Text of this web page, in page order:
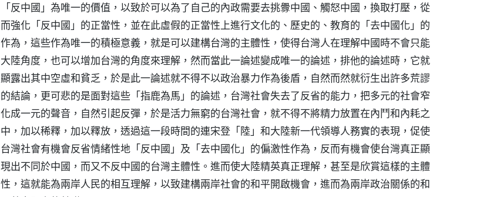
「反中國」為唯一的價值，以致於可以為了自己的內政需要去挑釁中國、觸怒中國，換取打壓，從
而強化「反中國」的正當性，並在此虛假的正當性上進行文化的、歷史的、教育的「去中國化」的
作為，這些作為唯一的積極意義，就是可以建構台灣的主體性，使得台灣人在理解中國時不會只能
大陸角度，也可以增加台灣的角度來理解，然而當此一論述變成唯一的論述，排他的論述時，它就
顯露出其中空虛和貧乏，於是此一論述就不得不以政治暴力作為後盾，自然而然就衍生出許多荒謬
的結論，更可悲的是面對這些「指鹿為馬」的論述，台灣社會失去了反省的能力，把多元的社會窄
化成一元的聲音，自然引起反彈，於是活力無窮的台灣社會，就不得不將精力放置在內鬥和內耗之
中，加以稀釋，加以釋放，透過這一段時間的連宋登「陸」和大陸新一代領導人務實的表現，促使
台灣社會有機會反省情緒性地「反中國」及「去中國化」的偏激性作為，反而有機會使台灣真正顯
現出不同於中國，而又不反中國的台灣主體性。進而使大陸精英真正理解，甚至是欣賞這樣的主體
性，這就能為兩岸人民的相互理解，以致建構兩岸社會的和平開啟機會，進而為兩岸政治關係的和